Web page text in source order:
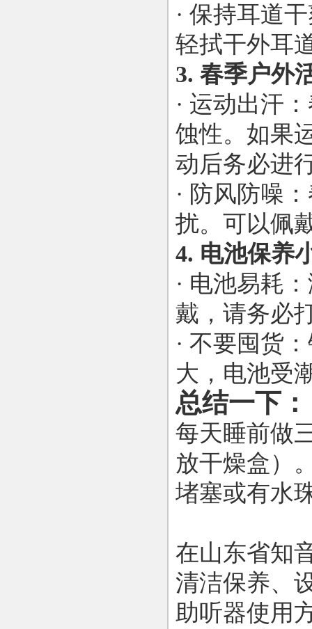
· 保持耳道
轻拭干外耳
3. 春季户外
· 运动出汗
蚀性。如果
动后务必进
· 防风防噪
扰。可以佩
4. 电池保养
· 电池易耗
戴，请务必
· 不要囤货
大，电池受
总结一下：
每天睡前做
放干燥盒）
堵塞或有水
在山东省知
清洁保养、
助听器使用